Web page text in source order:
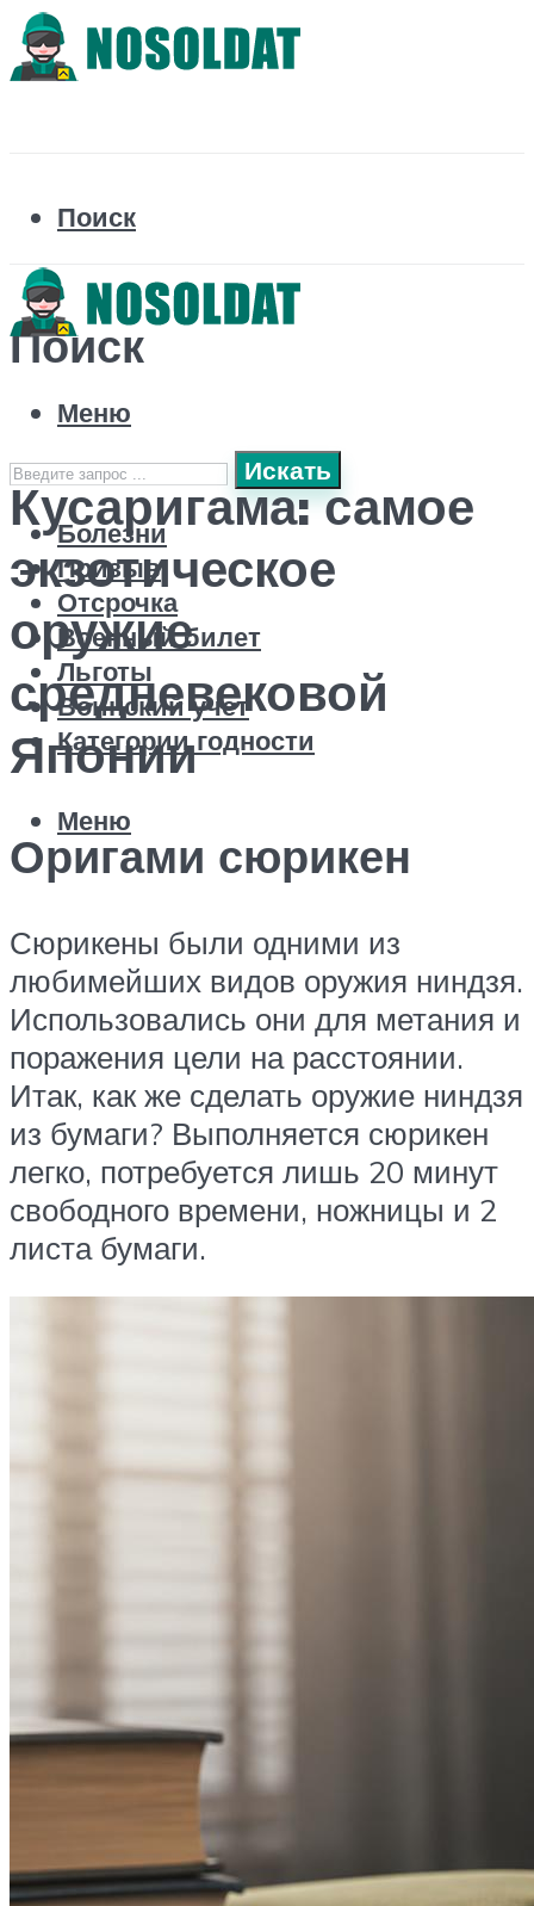
Поиск
Поиск
Искать
Болезни
Призыв
Отсрочка
Военный билет
Льготы
Воинский учет
Категории годности
Меню
Меню
Кусаригама: самое
экзотическое
оружие
средневековой
Японии
Оригами сюрикен
Сюрикены были одними из
любимейших видов оружия ниндзя.
Использовались они для метания и
поражения цели на расстоянии.
Итак, как же сделать оружие ниндзя
из бумаги? Выполняется сюрикен
легко, потребуется лишь 20 минут
свободного времени, ножницы и 2
листа бумаги.